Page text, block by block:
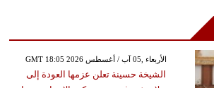
GMT 18:05 2026 الأربعاء ,05 آب / أغسطس
الشيخة حسينة تعلن عزمها العودة إلى